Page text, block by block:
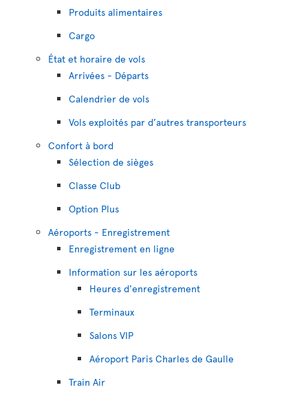
Produits alimentaires
Cargo
État et horaire de vols
Arrivées - Départs
Calendrier de vols
Vols exploités par d’autres transporteurs
Confort à bord
Sélection de sièges
Classe Club
Option Plus
Aéroports - Enregistrement
Enregistrement en ligne
Information sur les aéroports
Heures d'enregistrement
Terminaux
Salons VIP
Aéroport Paris Charles de Gaulle
Train Air